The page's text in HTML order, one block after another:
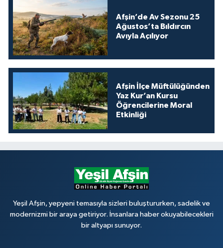
Afşin’de Av Sezonu 25
Ağustos’ta Bıldırcın
Avıyla Açılıyor
Afşin İlçe Müftülüğünden
Yaz Kur’an Kursu
Öğrencilerine Moral
Etkinliği
Yeşil Afşin, yepyeni temasıyla sizleri buluştururken, sadelik ve
modernizmi bir araya getiriyor. İnsanlara haber okuyabilecekleri
bir altyapı sunuyor.